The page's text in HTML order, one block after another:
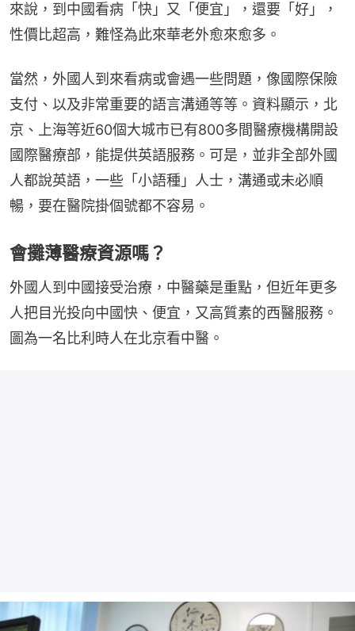
來說，到中國看病「快」又「便宜」，還要「好」，
性價比超高，難怪為此來華老外愈來愈多。
當然，外國人到來看病或會遇一些問題，像國際保險
支付、以及非常重要的語言溝通等等。資料顯示，北
京、上海等近60個大城市已有800多間醫療機構開設
國際醫療部，能提供英語服務。可是，並非全部外國
人都說英語，一些「小語種」人士，溝通或未必順
暢，要在醫院掛個號都不容易。
會攤薄醫療資源嗎？
外國人到中國接受治療，中醫藥是重點，但近年更多
人把目光投向中國快、便宜，又高質素的西醫服務。
圖為一名比利時人在北京看中醫。